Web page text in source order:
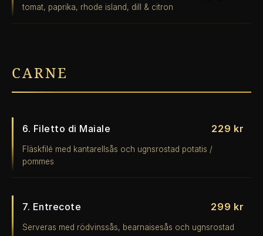
tomat, paprika, rhode island, dill & citron
CARNE
6. Filetto di Maiale 229 kr
Fläskfilé med kantarellsås och ugnsrostad potatis /
pommes
7. Entrecote 299 kr
Serveras med rödvinssås, bearnaisesås och ugnsrostad